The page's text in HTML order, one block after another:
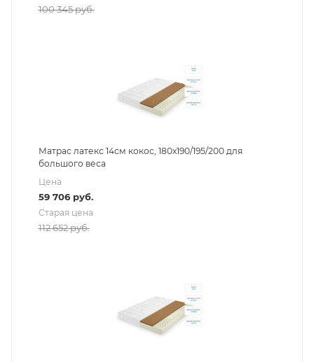
100 345руб.
Матрас латекс 14см кокос, 180х190/195/200 для
большого веса
Цена
59 706руб.
Старая цена
112 652руб.